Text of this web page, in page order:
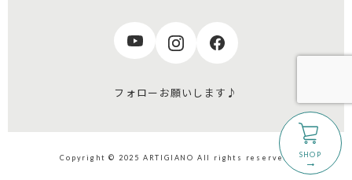
フォローお願いします♪
Copyright © 2025 ARTIGIANO All rights reserved.